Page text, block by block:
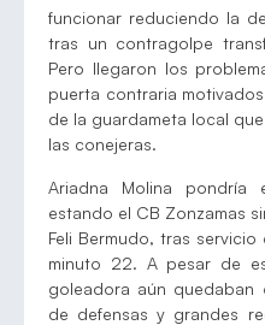
funcionar reduciendo la
tras un contragolpe
Pero llegaron los
puerta contraria
de la guardameta local
las conejeras.
Ariadna Molina
estando el CB Zonzamas
Feli Bermudo, tras
minuto 22. A pesar de
goleadora aún quedaban
de defensas y grandes